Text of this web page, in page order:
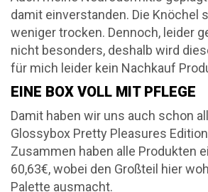
damit einverstanden. Die Knöchel
weniger trocken. Dennoch, leider
nicht besonders, deshalb wird
für mich leider kein Nachkauf
EINE BOX VOLL MIT PFLEGE
Damit haben wir uns auch schon
Glossybox Pretty Pleasures
Zusammen haben alle Produkten
60,63€, wobei den Großteil hier
Palette ausmacht.